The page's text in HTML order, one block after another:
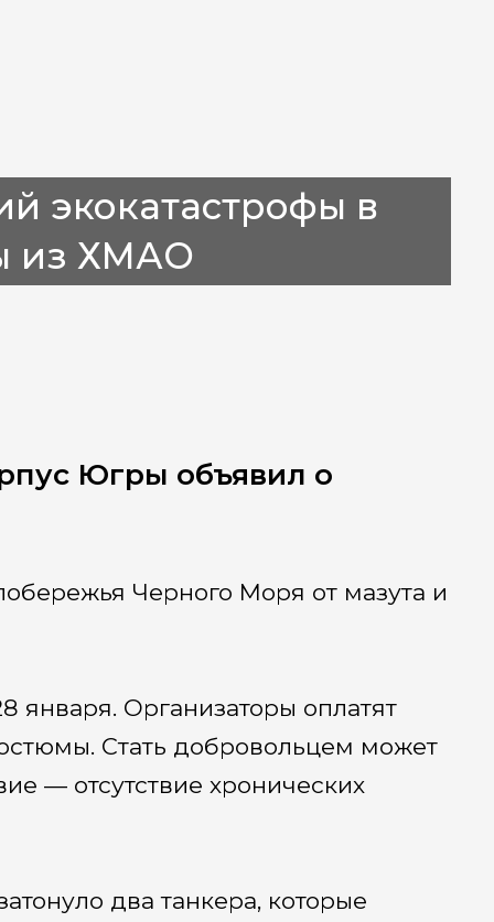
экокатастрофы в
из ХМАО
Югры объявил о
Черного Моря от мазута и
января. Организаторы оплатят
Стать добровольцем может
— отсутствие хронических
два танкера, которые